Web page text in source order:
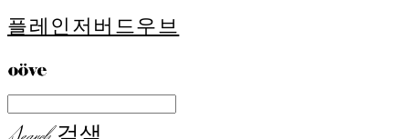
플레인저버드우브